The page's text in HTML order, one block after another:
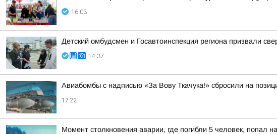
16:03
Детский омбудсмен и Госавтоинспекция региона призвали
14:37
Авиабомбы с надписью «За Вову Ткачука!» сбросили на
17:22
Момент столкновения аварии, где погибли 5 человек, попал